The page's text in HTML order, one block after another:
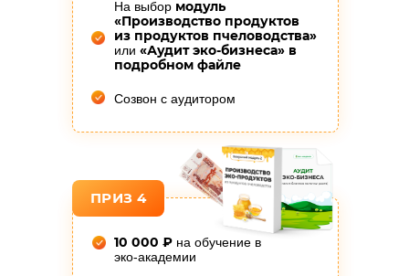
10 000 ₽ на обучение в
эко-академии
ПРИЗ 4
На выбор модуль
«Производство продуктов
из продуктов пчеловодства»
или «Аудит эко-бизнеса» в
подробном файле
Созвон с аудитором